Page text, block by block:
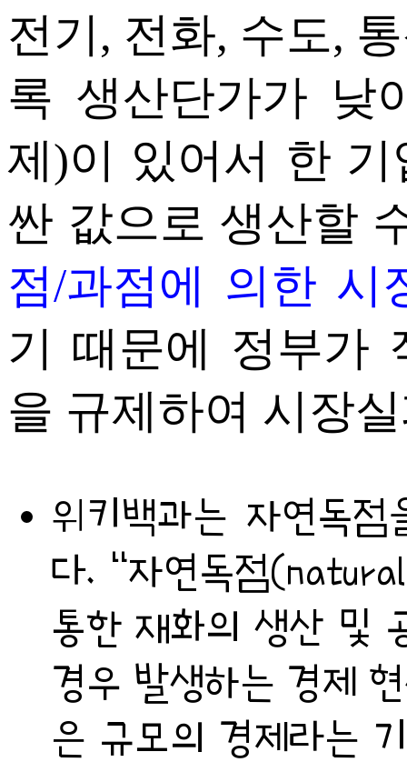
전기, 전화, 수도,
록 생산단가가 낮
제)이 있어서 한
싼 값으로 생산할
점/과점에 의한 시
기 때문에 정부가
을 규제하여 시장
위키백과는 자연독
다. “자연독점
통한 재화의 생산 및
경우 발생하는 경제
은 규모의 경제라는